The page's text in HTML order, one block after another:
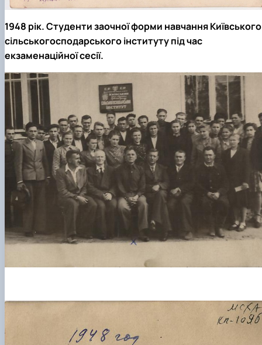
1948 рік. Студенти заочної форми навчання Київського
сільськогосподарського інституту під час
екзаменаційної сесії.